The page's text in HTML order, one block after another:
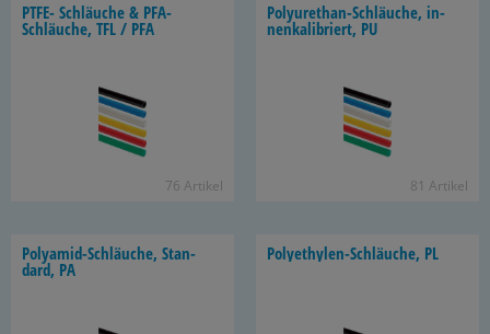
PTFE- Schläu­che & PFA-​
Schläuche, TFL / PFA
76 Ar­ti­kel
Polyurethan-​Schläuche, in­
nen­ka­li­briert, PU
81 Ar­ti­kel
Polyamid-​Schläuche, Stan­
dard, PA
Polyethylen-​Schläuche, PL